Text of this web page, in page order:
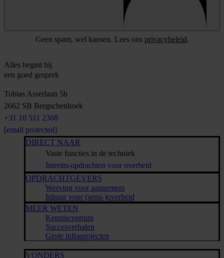
Geen spam, wel kansen. Lees ons privacybeleid.
Alles begint bij
een goed gesprek
Tobias Asserlaan 5b
2662 SB Bergschenhoek
+31 10 511 2368
[email protected]
DIRECT NAAR
Vaste functies in de techniek
Interim-opdrachten voor overheid
OPDRACHTGEVERS
Werving voor aannemers
Inhuur voor (semi-)overheid
MEER WETEN
Kenniscentrum
Succesverhalen
Grote infraprojecten
VONDERS